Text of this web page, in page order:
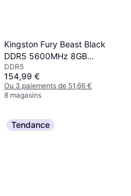
Kingston Fury Beast Black
DDR5 5600MHz 8GB
(KF556C36BBE-8)
DDR5
154,99 €
Ou 3 paiements de 51,66 €
8 magasins
Tendance